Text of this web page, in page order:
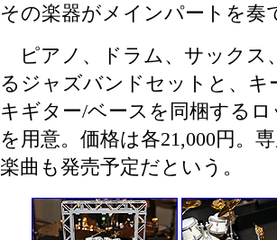
その楽器がメインパートを奏
ピアノ、ドラム、サックス
るジャズバンドセットと、
キギター/ベースを同梱する
を用意。価格は各21,000円。
楽曲も発売予定だという。